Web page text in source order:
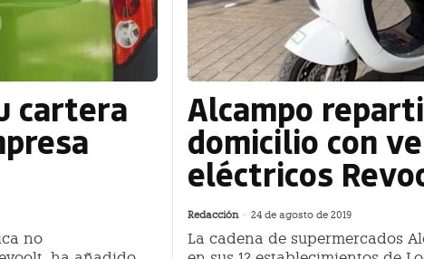
cartera
no
Alcampo
domicilio con
eléctricos
Redacción - 24 de agosto de 2019
La cadena de supermercados